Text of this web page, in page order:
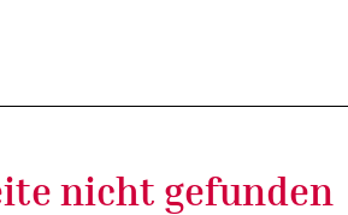
nicht gefunden